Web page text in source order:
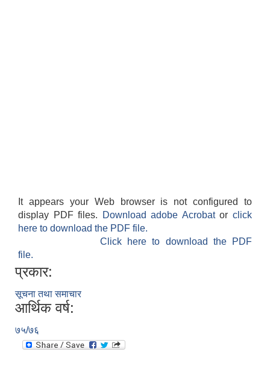
It appears your Web browser is not configured to
display PDF files.
Download adobe Acrobatorclick
here to download the PDF file.
Click here to download the PDF
file.
प्रकार:
सूचना तथा समाचार
आर्थिक वर्ष:
७५/७६